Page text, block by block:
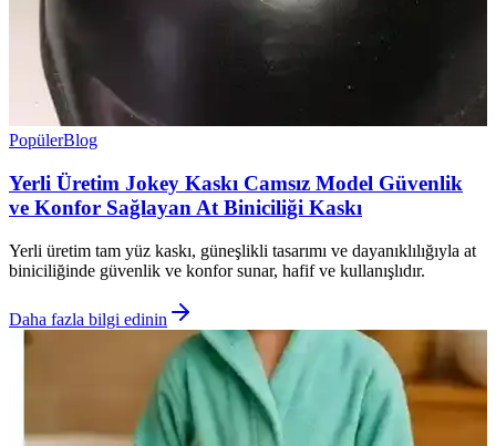
PopülerBlog
Yerli Üretim Jokey Kaskı Camsız Model Güvenlik
ve Konfor Sağlayan At Biniciliği Kaskı
Yerli üretim tam yüz kaskı, güneşlikli tasarımı ve dayanıklılığıyla at
biniciliğinde güvenlik ve konfor sunar, hafif ve kullanışlıdır.
Daha fazla bilgi edinin